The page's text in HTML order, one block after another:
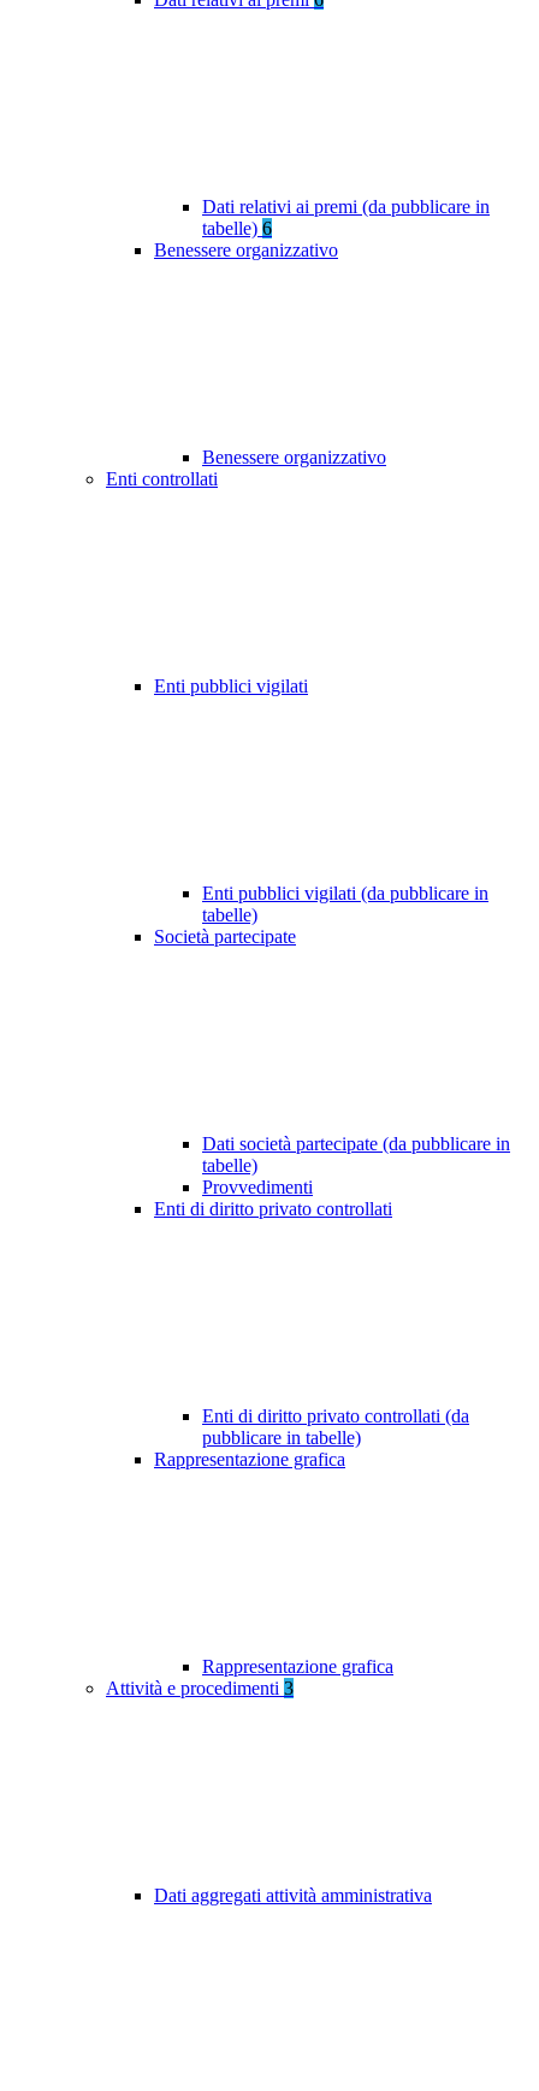
Dati relativi ai premi (da pubblicare in
tabelle) 6
Benessere organizzativo
Benessere organizzativo
Enti controllati
Enti pubblici vigilati
Enti pubblici vigilati (da pubblicare in
tabelle)
Società partecipate
Dati società partecipate (da pubblicare in
tabelle)
Provvedimenti
Enti di diritto privato controllati
Enti di diritto privato controllati (da
pubblicare in tabelle)
Rappresentazione grafica
Rappresentazione grafica
Attività e procedimenti 3
Dati aggregati attività amministrativa